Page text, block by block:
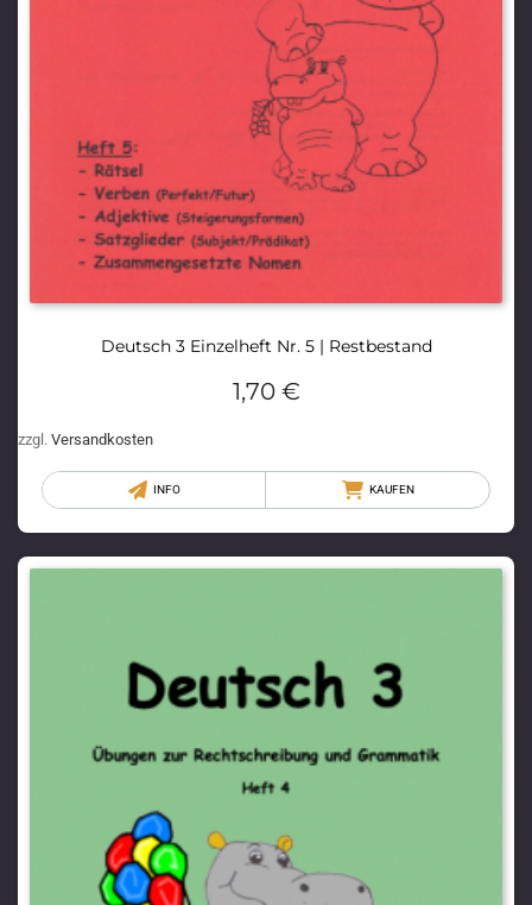
Deutsch 3 Einzelheft Nr. 5 | Restbestand
1,70 €
zzgl. Versandkosten
INFO KAUFEN